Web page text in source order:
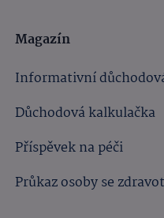
Magazín
Informativní
Důchodová kalkulačka
Příspěvek na péči
Průkaz osoby se